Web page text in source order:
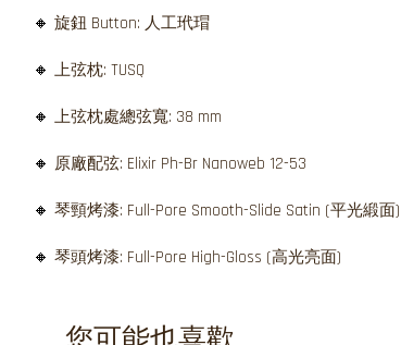
🔸 旋鈕 Button: 人工玳瑁
🔸 上弦枕: TUSQ
🔸 上弦枕處總弦寬: 38 mm
🔸 原廠配弦: Elixir Ph-Br Nanoweb 12-53
🔸 琴頸烤漆: Full-Pore Smooth-Slide Satin (平光緞面)
🔸 琴頭烤漆: Full-Pore High-Gloss (高光亮面)